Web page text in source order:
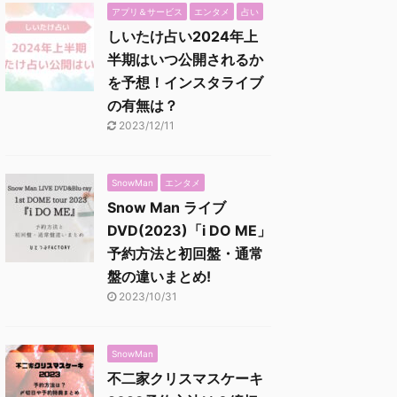
アプリ＆サービス エンタメ 占い
しいたけ占い2024年上
半期はいつ公開されるか
を予想！インスタライブ
の有無は？
2023/12/11
SnowMan エンタメ
Snow Man ライブ
DVD(2023)「i DO ME」
予約方法と初回盤・通常
盤の違いまとめ!
2023/10/31
SnowMan
不二家クリスマスケーキ